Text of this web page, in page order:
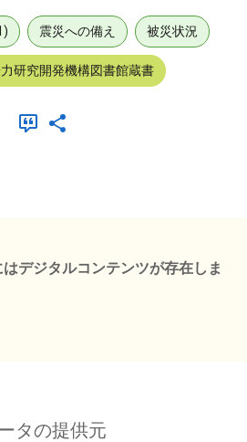
震災への備え 被災状況
研究開発機構図書館蔵書
デジタルコンテンツが存在しま
タの提供元